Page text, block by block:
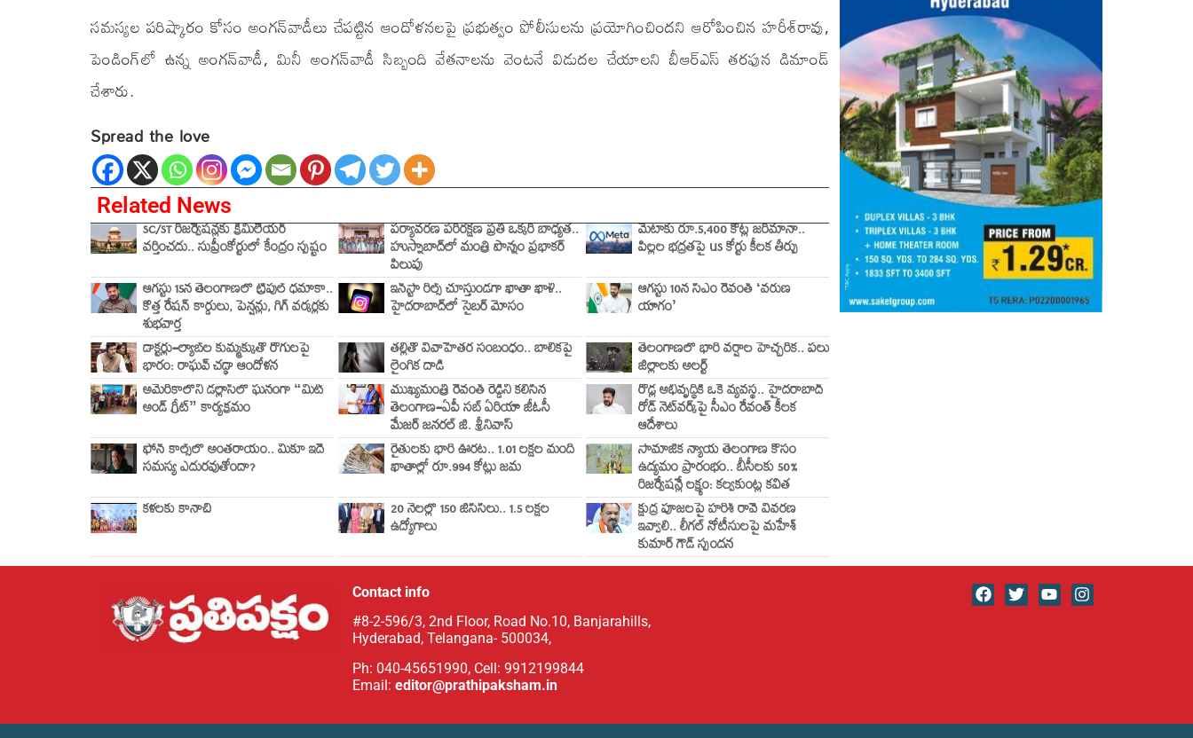
సమస్యల పరిష్కారం కోసం అంగన్‌వాడీలు చేపట్టిన ఆందోళనలపై ప్రభుత్వం పోలీసులను ప్రయోగించిందని ఆరోపించిన హరీశ్‌రావు,
పెండింగ్‌లో ఉన్న అంగన్‌వాడీ, మినీ అంగన్‌వాడీ సిబ్బంది వేతనాలను వెంటనే విడుదల చేయాలని బీఆర్ఎస్ తరఫున డిమాండ్
చేశారు.
Spread the love
Related News
SC/ST రిజర్వేషన్లకు క్రీమిలేయర్
వర్తించదు.. సుప్రీంకోర్టులో కేంద్రం స్పష్టం
పర్యావరణ పరిరక్షణ ప్రతి ఒక్కరి బాధ్యత..
హుస్నాబాద్‌లో మంత్రి పొన్నం ప్రభాకర్
పిలుపు
మెటాకు రూ.5,400 కోట్ల జరిమానా..
పిల్లల భద్రతపై US కోర్టు కీలక తీర్పు
ఆగస్టు 15న తెలంగాణలో ట్రిపుల్ ధమాకా..
కొత్త రేషన్ కార్డులు, పెన్షన్లు, గిగ్ వర్కర్లకు
శుభవార్త
ఇన్‌స్టా రీల్స్ చూస్తుండగా ఖాతా ఖాళీ..
హైదరాబాద్‌లో సైబర్ మోసం
ఆగస్టు 10న సీఎం రేవంత్ ‘వరుణ
యాగం’
డాక్టర్లు–ల్యాబ్‌ల కుమ్మక్కుతో రోగులపై
భారం: రాఘవ్ చడ్ఢా ఆందోళన
తల్లితో వివాహేతర సంబంధం.. బాలికపై
లైంగిక దాడి
తెలంగాణలో భారీ వర్షాల హెచ్చరిక.. పలు
జిల్లాలకు అలర్ట్
అమెరికాలోని డల్లాస్‌లో ఘనంగా “మీట్
అండ్ గ్రీట్” కార్యక్రమం
ముఖ్యమంత్రి రేవంత్ రెడ్డిని కలిసిన
తెలంగాణ–ఏపీ సబ్ ఏరియా జీఓసీ
మేజర్ జనరల్ జి. శ్రీనివాస్
రోడ్ల అభివృద్ధికి ఒకే వ్యవస్థ.. హైదరాబాద్
రోడ్ నెట్‌వర్క్‌పై సీఎం రేవంత్ కీలక
ఆదేశాలు
ఫోన్ కాల్స్‌లో అంతరాయం.. మీకూ ఇదే
సమస్య ఎదురవుతోందా?
రైతులకు భారీ ఊరట.. 1.01 లక్షల మంది
ఖాతాల్లో రూ.994 కోట్లు జమ
సామాజిక న్యాయ తెలంగాణ కోసం
ఉద్యమం ప్రారంభం.. బీసీలకు 50%
రిజర్వేషన్లే లక్ష్యం: కల్వకుంట్ల కవిత
కళలకు కానాచి
20 నెలల్లో 150 జీసీసీలు.. 1.5 లక్షల
ఉద్యోగాలు
క్షుద్ర పూజలపై హరీశ్ రావే వివరణ
ఇవ్వాలి.. లీగల్ నోటీసులపై మహేశ్
కుమార్ గౌడ్ స్పందన
Contact info
#8-2-596/3, 2nd Floor, Road No.10, Banjarahills,
Hyderabad, Telangana- 500034,
Ph: 040-45651990, Cell: 9912199844
Email: editor@prathipaksham.in